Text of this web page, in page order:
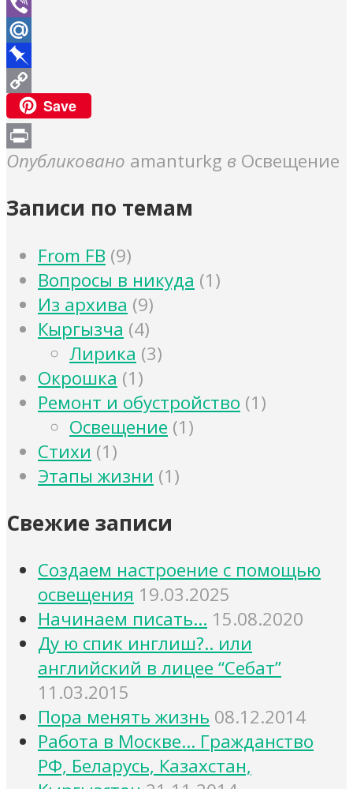
Viber
Mail.Ru
Pinboard
Copy
Link
Save
Print
Опубликовано amanturkg в Освещение
Записи по темам
From FB (9)
Вопросы в никуда (1)
Из архива (9)
Кыргызча (4)
Лирика (3)
Окрошка (1)
Ремонт и обустройство (1)
Освещение (1)
Стихи (1)
Этапы жизни (1)
Свежие записи
Создаем настроение с помощью
освещения 19.03.2025
Начинаем писать… 15.08.2020
Ду ю спик инглиш?.. или
английский в лицее “Себат”
11.03.2015
Пора менять жизнь 08.12.2014
Работа в Москве… Гражданство
РФ, Беларусь, Казахстан,